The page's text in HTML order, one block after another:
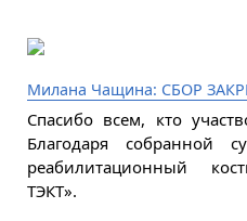
Милана Чащина: СБОР
Спасибо всем, кто
Благодаря собранной
реабилитационный
ТЭКТ».